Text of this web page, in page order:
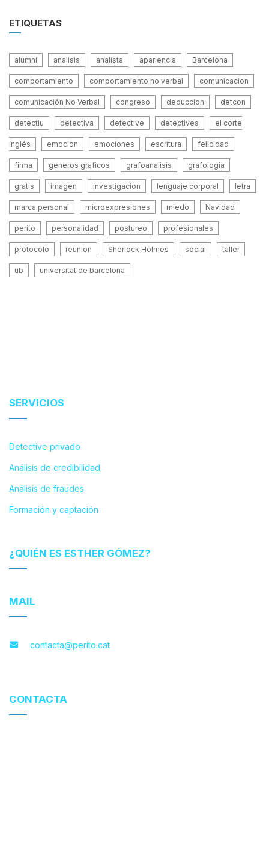
ETIQUETAS
alumni analisis analista apariencia Barcelona
comportamiento comportamiento no verbal comunicacion
comunicación No Verbal congreso deduccion detcon
detectiu detectiva detective detectives el corte
inglés emocion emociones escritura felicidad
firma generos graficos grafoanalisis grafología
gratis imagen investigacion lenguaje corporal letra
marca personal microexpresiones miedo Navidad
perito personalidad postureo profesionales
protocolo reunion Sherlock Holmes social taller
ub universitat de barcelona
SERVICIOS
Detective privado
Análisis de credibilidad
Análisis de fraudes
Formación y captación
¿QUIÉN ES ESTHER GÓMEZ?
MAIL
contacta@perito.cat
CONTACTA